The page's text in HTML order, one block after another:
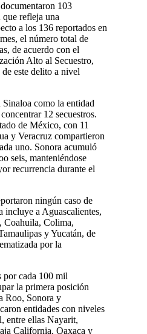
103
refleja una
a los 136 reportados en
el número total de
de acuerdo con el
Alto al Secuestro,
este delito a nivel
como la entidad
12 secuestros.
de México, con 11
y Veracruz compartieron
uno. Sonora acumuló
seis, manteniéndose
recurrencia durante el
ningún caso de
incluye a Aguascalientes,
Coahuila, Colima,
y Yucatán, de
por la
por cada 100 mil
la primera posición
Roo, Sonora y
entidades con niveles
entre ellas Nayarit,
California, Oaxaca y